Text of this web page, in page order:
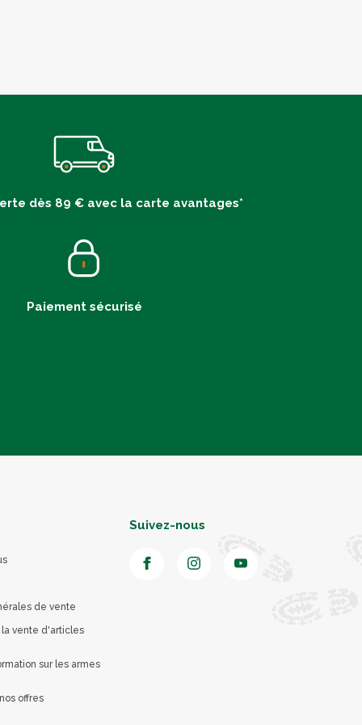
dès 89 € avec la carte avantages*
Paiement sécurisé
de vente
la vente d'articles
sur les armes
offres
Suivez-nous